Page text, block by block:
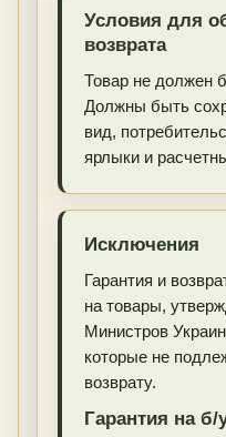
Условия для
возврата
Товар не должен
Должны быть
вид,
ярлыки и
Исключения
Гарантия и
на товары,
Министров
которые не
возврату.
Гарантия на б/